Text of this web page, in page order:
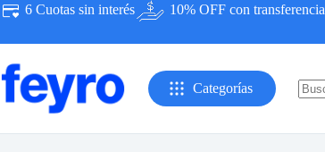
Saltar
al
6 Cuotas sin interés 10% OFF con transferencia
Categorías